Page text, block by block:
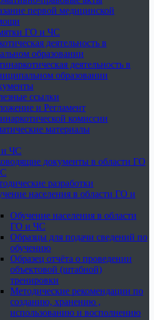
первой медицинской
ГО и ЧС
деятельность в
образовании
деятельность в
образовании
ссылки
и Регламент
комиссии
материалы
ЧС
документы в области ГО
разработки
населения в области ГО и
Обучение населения в области
ГО и ЧС
Образцы для подачи сведений по
обучению
Образец отчёта о проведении
объектовой (штабной)
тренировки
Методические рекомендации по
созданию, хранению ,
использованию и восполнению